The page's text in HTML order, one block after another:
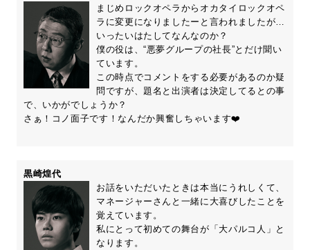
まじめロックオペラからオカタイロックオペ
ラに変更になりましたーと言われましたが…
いったいはたしてなんなのか？
僕の役は、“悪夢グループの社長”とだけ聞い
ています。
この時点でコメントをする必要があるのか疑
問ですが、題名と出演者は決定してるとの事
で、いかがでしょうか？
さぁ！コノ面子です！なんだか興奮しちゃいます❤️
黒崎煌代
お話をいただいたときは本当にうれしくて、
マネージャーさんと一緒に大喜びしたことを
覚えています。
私にとって初めての舞台が「大パルコ人」と
なります。